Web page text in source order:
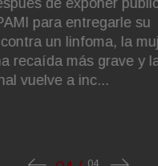
de la
debate
pueblos
caciq...